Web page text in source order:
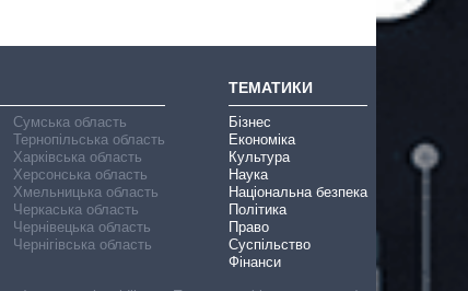
Сумська область
Тернопільська область
Харківська область
Херсонська область
Хмельницька область
Черкаська область
Чернівецька область
Чернігівська область
ТЕМАТИКИ
Бізнес
Економіка
Культура
Наука
Національна безпека
Політика
Право
Суспільство
Фінанси